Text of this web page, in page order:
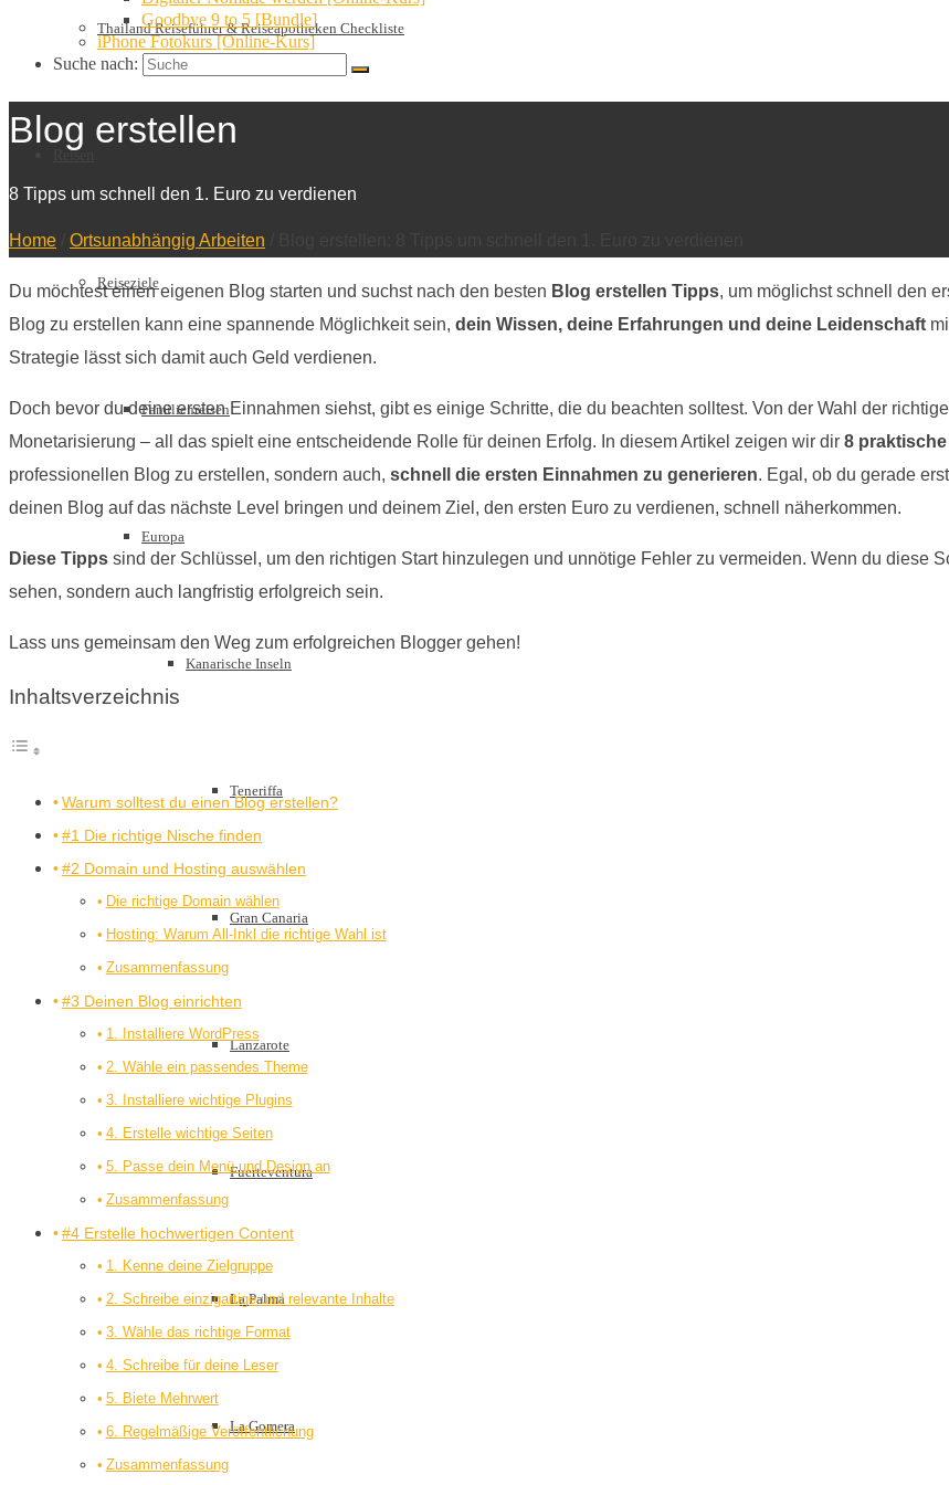
Thailand Reiseführer & Reiseapotheken Checkliste
Reisen
Reiseziele
Familienreisen
Europa
Kanarische Inseln
Teneriffa
Gran Canaria
Lanzarote
Fuerteventura
La Palma
La Gomera
Goodbye 9 to 5 [Bundle]
iPhone Fotokurs [Online-Kurs]
Suche nach:
Blog erstellen
8 Tipps um schnell den 1. Euro zu verdienen
Home Ortsunabhängig Arbeiten
Du möchtest einen eigenen Blog starten und suchst nach den besten Blog erstellen Tipps, um möglichst schnell den
Blog zu erstellen kann eine spannende Möglichkeit sein, dein Wissen, deine Erfahrungen und deine Leidenschaft
Strategie lässt sich damit auch Geld verdienen.
Doch bevor du deine ersten Einnahmen siehst, gibt es einige Schritte, die du beachten solltest. Von der Wahl der
Monetarisierung – all das spielt eine entscheidende Rolle für deinen Erfolg. In diesem Artikel zeigen wir dir 8
professionellen Blog zu erstellen, sondern auch, schnell die ersten Einnahmen zu generieren. Egal, ob du gerade
deinen Blog auf das nächste Level bringen und deinem Ziel, den ersten Euro zu verdienen, schnell näherkommen.
Diese Tipps sind der Schlüssel, um den richtigen Start hinzulegen und unnötige Fehler zu vermeiden. Wenn du diese
sehen, sondern auch langfristig erfolgreich sein.
Lass uns gemeinsam den Weg zum erfolgreichen Blogger gehen!
Inhaltsverzeichnis
Warum solltest du einen Blog erstellen?
#1 Die richtige Nische finden
#2 Domain und Hosting auswählen
Die richtige Domain wählen
Hosting: Warum All-Inkl die richtige Wahl ist
Zusammenfassung
#3 Deinen Blog einrichten
1. Installiere WordPress
2. Wähle ein passendes Theme
3. Installiere wichtige Plugins
4. Erstelle wichtige Seiten
5. Passe dein Menü und Design an
Zusammenfassung
#4 Erstelle hochwertigen Content
1. Kenne deine Zielgruppe
2. Schreibe einzigartige und relevante Inhalte
3. Wähle das richtige Format
4. Schreibe für deine Leser
5. Biete Mehrwert
6. Regelmäßige Veröffentlichung
Zusammenfassung